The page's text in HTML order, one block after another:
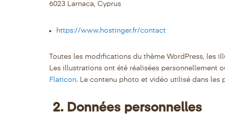
6023 Larnaca, Cyprus
https://www.hostinger.fr/contact
Toutes les modifications du thème WordPress, les
Les illustrations ont été réalisées personnellement
Flaticon. Le contenu photo et vidéo utilisé dans les
2. Données personnelles